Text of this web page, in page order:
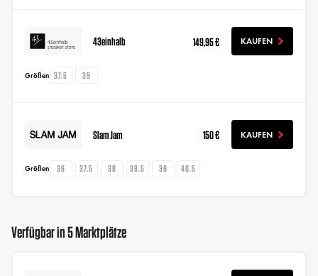
43einhalb 149,95 € KAUFEN
Größen 37.5 39
Slam Jam 150 € KAUFEN
Größen 36 37.5 38 38.5 39 40.5
Verfügbar in 5 Marktplätze